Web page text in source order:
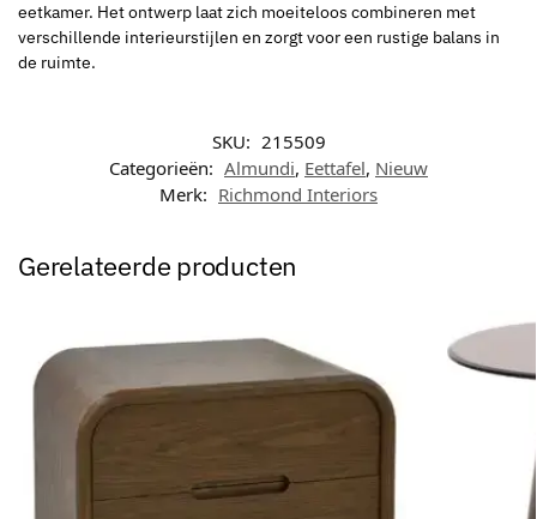
eetkamer. Het ontwerp laat zich moeiteloos combineren met
verschillende interieurstijlen en zorgt voor een rustige balans in
de ruimte.
SKU: 215509
Categorieën: Almundi, Eettafel, Nieuw
Merk: Richmond Interiors
Gerelateerde producten